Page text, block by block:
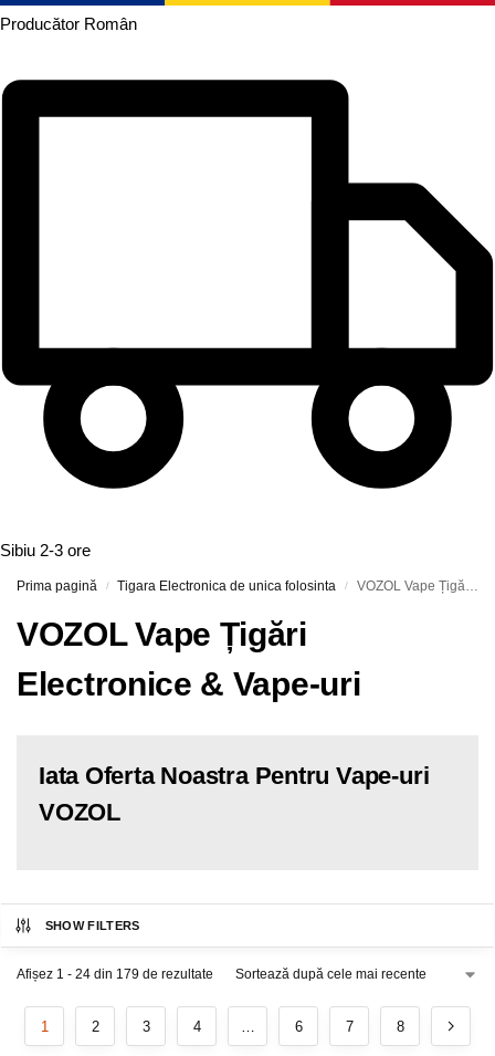
Producător Român
Sibiu 2-3 ore
Prima pagină / Tigara Electronica de unica folosinta / VOZOL Vape Țigări Electronice & Vape-uri
VOZOL Vape Țigări
Electronice & Vape-uri
Iata Oferta Noastra Pentru Vape-uri
VOZOL
SHOW FILTERS
Afișez 1 - 24 din 179 de rezultate
1 2 3 4 … 6 7 8